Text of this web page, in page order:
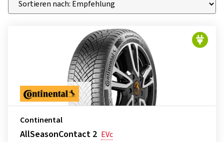
Continental
AllSeasonContact 2 EVc